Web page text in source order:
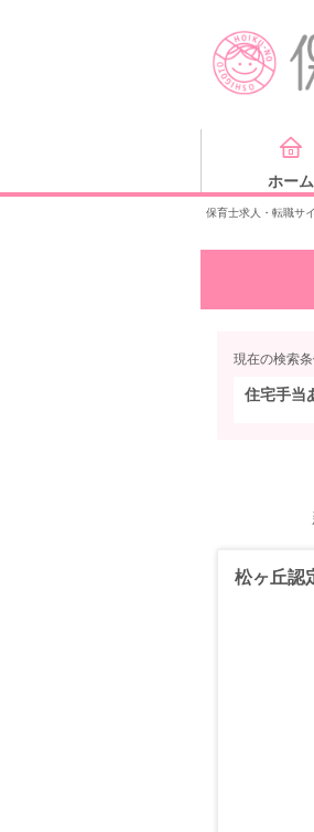
ホーム
保育士求人・転職サ
現在の検索
住宅手当
松ヶ丘認